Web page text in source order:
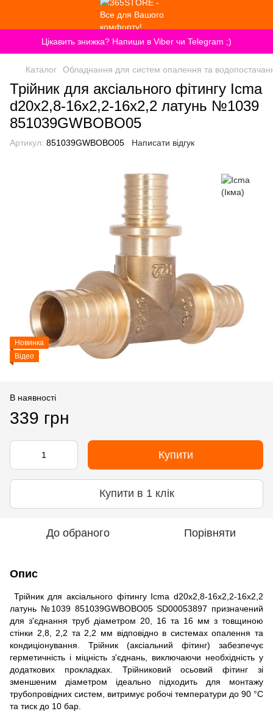
Цікавить знижка? Напиши в Viber чи Telegram ;)
Каталог Обладнання для систем опалення та
Трійник для аксіального фітингу Icma
d20x2,8-16x2,2-16x2,2 латунь №1039
851039GWBOBO05
Артикул: 851039GWBOBO05 Написати відгук
Новинка
Відео
В наявності
339 грн
Купити
Купити в 1 клік
До обраного Порівняти
Опис
Трійник для аксіального фітингу Icma d20x2,8-16x2,2-16x2,2
латунь №1039 851039GWBOBO05 SD00053897 призначений
для з'єднання труб діаметром 20, 16 та 16 мм з товщиною
стінки 2,8, 2,2 та 2,2 мм відповідно в системах опалення та
кондиціонування. Трійник (аксіальний фітинг) забезпечує
герметичність і міцність з'єднань, виключаючи необхідність у
додаткових прокладках. Трійниковий осьовий фітинг зі
зменшеним діаметром ідеально підходить для монтажу
трубопровідних систем, витримує робочі температури до 90 °C
та тиск до 10 бар.